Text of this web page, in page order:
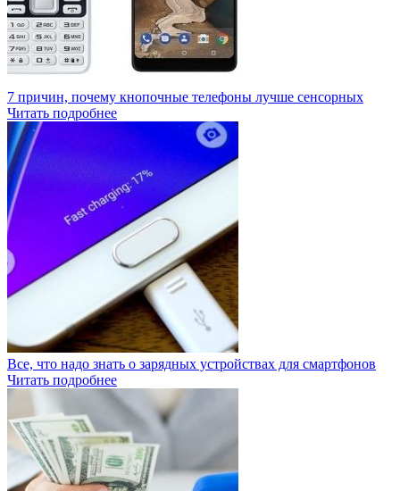
7 причин, почему кнопочные телефоны лучше сенсорных
Читать подробнее
Все, что надо знать о зарядных устройствах для смартфонов
Читать подробнее